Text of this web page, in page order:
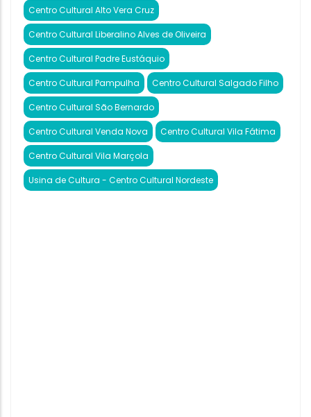
Centro Cultural Alto Vera Cruz
Centro Cultural Liberalino Alves de Oliveira
Centro Cultural Padre Eustáquio
Centro Cultural Pampulha Centro Cultural Salgado Filho
Centro Cultural São Bernardo
Centro Cultural Venda Nova Centro Cultural Vila Fátima
Centro Cultural Vila Marçola
Usina de Cultura - Centro Cultural Nordeste